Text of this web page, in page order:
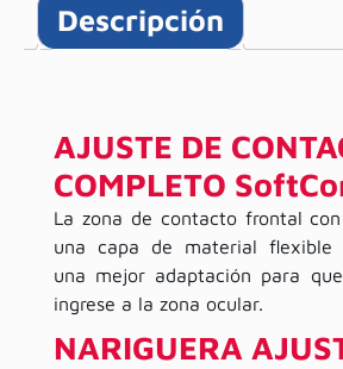
Descripción
AJUSTE DE
COMPLETO
La zona de contacto frontal
una capa de material flexible
una mejor adaptación para
ingrese a la zona ocular.
NARIGUERA